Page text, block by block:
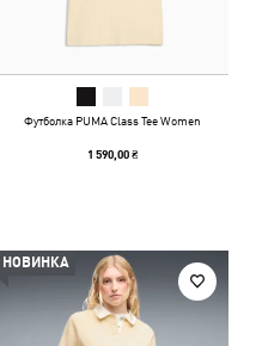
Футболка PUMA Class Tee Women
1 590,00 ₴
НОВИНКА